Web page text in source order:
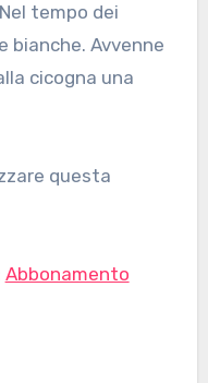
tempo dei
bianche. Avvenne
cicogna una
Abbonamento